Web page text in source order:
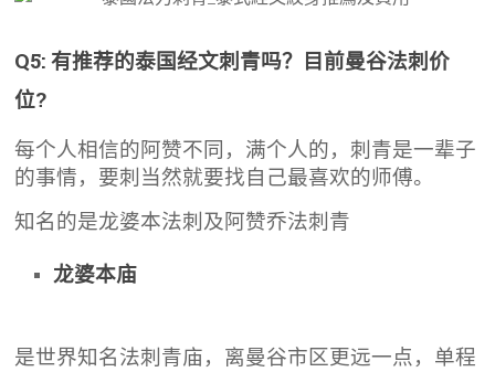
Q5: 有推荐的泰国经文刺青吗？目前曼谷法刺价
位?
每个人相信的阿赞不同，满个人的，刺青是一辈子
的事情，要刺当然就要找自己最喜欢的师傅。
知名的是龙婆本法刺及阿赞乔法刺青
龙婆本庙
是世界知名法刺青庙，离曼谷市区更远一点，单程